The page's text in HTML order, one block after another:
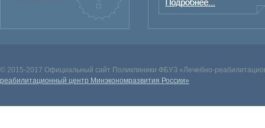
© 2015-2017 Официальный сайт Поликлиники ФБУЗ «Лечебно-
реабилитационный центр Минэкономразвития России»